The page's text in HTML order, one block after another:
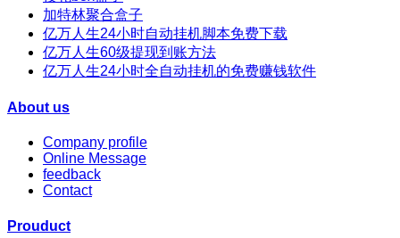
加特林聚合盒子
亿万人生24小时自动挂机脚本免费下载
亿万人生60级提现到账方法
亿万人生24小时全自动挂机的免费赚钱软件
About us
Company profile
Online Message
feedback
Contact
Prouduct